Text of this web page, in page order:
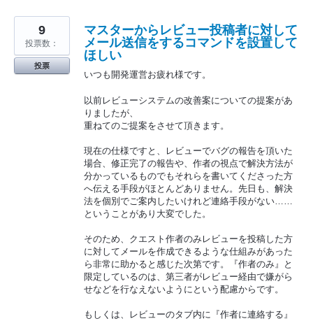
マスターからレビュー投稿者に対して
メール送信をするコマンドを設置して
ほしい
いつも開発運営お疲れ様です。
以前レビューシステムの改善案についての提案があ
りましたが、
重ねてのご提案をさせて頂きます。
現在の仕様ですと、レビューでバグの報告を頂いた
場合、修正完了の報告や、作者の視点で解決方法が
分かっているものでもそれらを書いてくださった方
へ伝える手段がほとんどありません。先日も、解決
法を個別でご案内したいけれど連絡手段がない……
ということがあり大変でした。
そのため、クエスト作者のみレビューを投稿した方
に対してメールを作成できるような仕組みがあった
ら非常に助かると感じた次第です。『作者のみ』と
限定しているのは、第三者がレビュー経由で嫌がら
せなどを行なえないようにという配慮からです。
もしくは、レビューのタブ内に『作者に連絡する』
9
投票数：
投票